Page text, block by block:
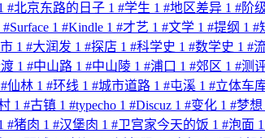
#北京东路的日子 1 #学生 1 #地区差异 1 #阶
#Surface 1 #Kindle 1 #才艺 1 #文学 1 #提纲 1 #
1 #大润发 1 #探店 1 #科学史 1 #数学史 1 #
1 #中山路 1 #中山陵 1 #浦口 1 #郊区 1 #测
#仙林 1 #环线 1 #城市道路 1 #屯溪 1 #立体车
1 #古镇 1 #typecho 1 #Discuz 1 #变化 1 #梦想
#猪肉 1 #汉堡肉 1 #卫宫家今天的饭 1 #泡面 1